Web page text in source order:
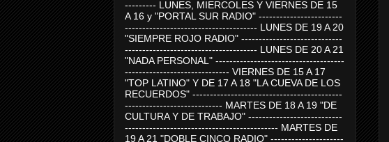
--------- LUNES, MIERCOLES Y VIERNES DE 15
A 16 y "PORTAL SUR RADIO" ------------------------
-------------------------------------- LUNES DE 19 A 20
"SIEMPRE ROJO RADIO" -----------------------------
-------------------------------------- LUNES DE 20 A 21
"NADA PERSONAL" -------------------------------------
------------------------------ VIERNES DE 15 A 17
"TOP LATINO" Y DE 17 A 18 "LA CUEVA DE LOS
RECUERDOS" -------------------------------------------
---------------------------- MARTES DE 18 A 19 "DE
CULTURA Y DE TRABAJO" ---------------------------
-------------------------------------------- MARTES DE
19 A 21 "DOBLE CINCO RADIO" ---------------------